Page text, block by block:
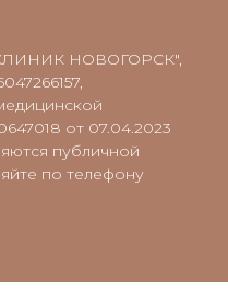
НОВОГОРСК",
от 07.04.2023
публичной
по телефону